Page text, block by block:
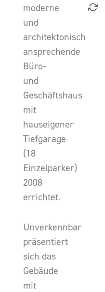
moderne
und
architektonisch
ansprechende
Büro-
und
Geschäftshaus
mit
hauseigener
Tiefgarage
(18
Einzelparker)
2008
errichtet.
Unverkennbar
präsentiert
sich das
Gebäude
mit